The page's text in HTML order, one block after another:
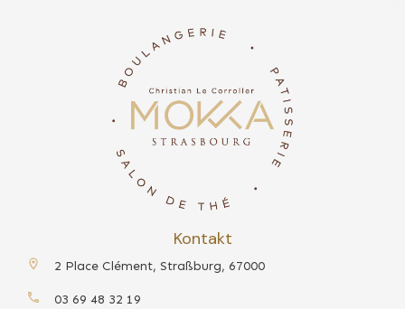
Kontakt
2 Place Clément, Straßburg, 67000
03 69 48 32 19